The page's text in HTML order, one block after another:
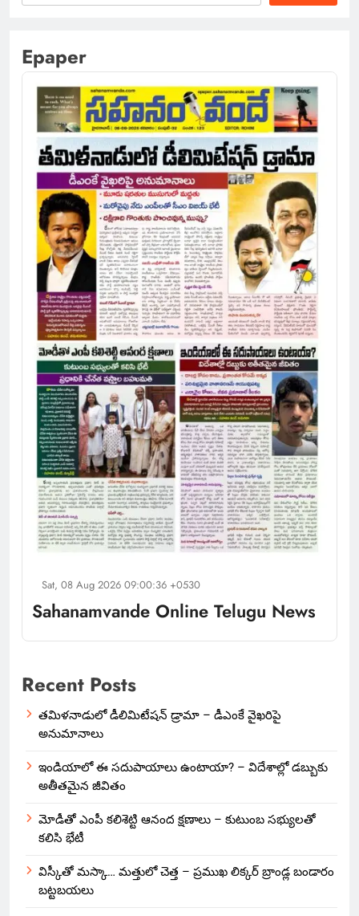
Epaper
Sat, 08 Aug 2026 09:00:36 +0530
Sahanamvande Online Telugu News
Recent Posts
తమిళనాడులో డీలిమిటేషన్ డ్రామా – డీఎంకే వైఖరిపై
అనుమానాలు
ఇండియాలో‌ ఈ సదుపాయాలు ఉంటాయా? – విదేశాల్లో డబ్బుకు
అతీతమైన జీవితం
మోడీతో ఎంపీ కలిశెట్టి ఆనంద క్షణాలు – కుటుంబ సభ్యులతో
కలిసి భేటీ
విస్కీతో మస్కా… మత్తులో చెత్త – ప్రముఖ లిక్కర్ బ్రాండ్ల బండారం
బట్టబయలు